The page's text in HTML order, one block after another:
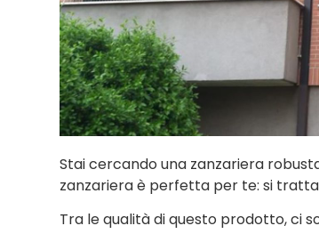
Stai cercando una zanzariera
zanzariera è perfetta per te: si tratta
Tra le qualità di questo prodotto, ci